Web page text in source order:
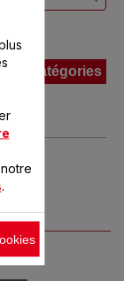
Catégories
.